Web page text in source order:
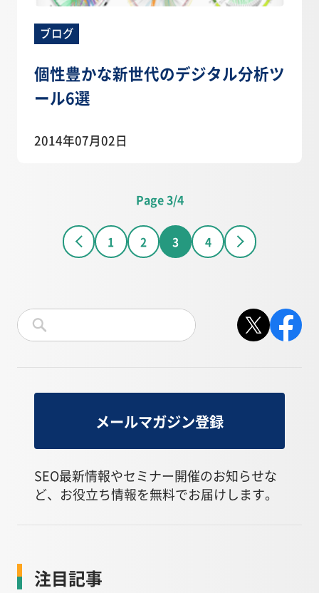
ブログ
個性豊かな新世代のデジタル分析ツ
ール6選
2014年07月02日
Page 3/4
1 2 3 4
メールマガジン登録
SEO最新情報やセミナー開催のお知らせな
ど、お役立ち情報を無料でお届けします。
注目記事